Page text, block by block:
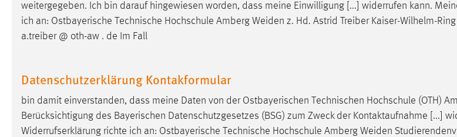
weitergegeben. Ich bin darauf hingewiesen worden, dass meine Einwilligung [...] widerrufen kann.
ich an: Ostbayerische Technische Hochschule Amberg Weiden z. Hd. Astrid Treiber Kaiser-Wilhelm-
a.treiber @ oth-aw . de Im Fall
Datenschutzerklärung Kontakformular
bin damit einverstanden, dass meine Daten von der Ostbayerischen Technischen Hochschule (OTH)
Berücksichtigung des Bayerischen Datenschutzgesetzes (BSG) zum Zweck der Kontaktaufnahme [...]
Widerrufserklärung richte ich an: Ostbayerische Technische Hochschule Amberg Weiden